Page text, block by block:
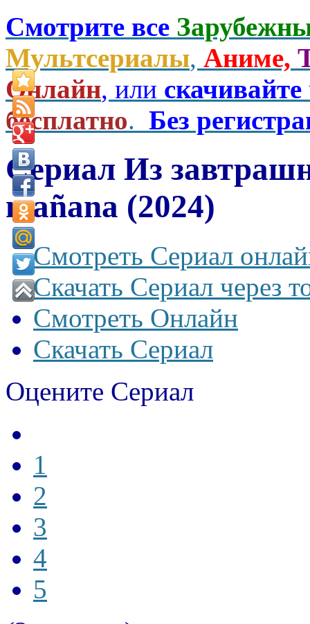
Смотрите все
Мультсериалы, Аниме,
Онлайн, или скачивайте
бесплатно. Без
Сериал Из
mañana (2024)
Смотреть Сериал
Скачать Сериал через
Смотреть Онлайн
Скачать Сериал
Оцените Сериал
1
2
3
4
5